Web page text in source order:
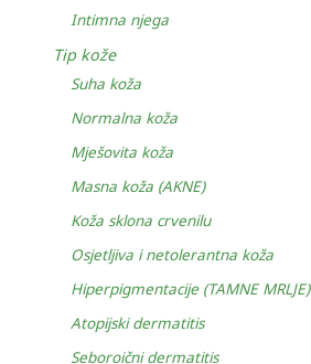
Intimna njega
Tip kože
Suha koža
Normalna koža
Mješovita koža
Masna koža (AKNE)
Koža sklona crvenilu
Osjetljiva i netolerantna koža
Hiperpigmentacije (TAMNE MRLJE)
Atopijski dermatitis
Seboroični dermatitis